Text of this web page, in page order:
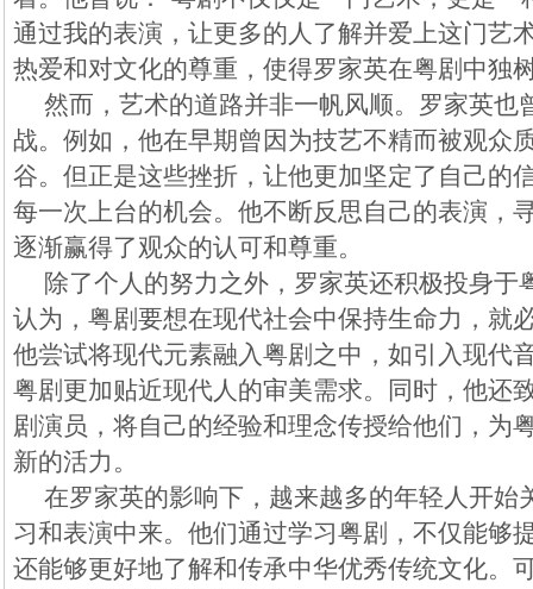
通过我的表演，让更多的人了解并爱上这门艺
热爱和对文化的尊重，使得罗家英在粤剧中独
然而，艺术的道路并非一帆风顺。罗家英也
战。例如，他在早期曾因为技艺不精而被观众
谷。但正是这些挫折，让他更加坚定了自己的
每一次上台的机会。他不断反思自己的表演，
逐渐赢得了观众的认可和尊重。
除了个人的努力之外，罗家英还积极投身于
认为，粤剧要想在现代社会中保持生命力，就
他尝试将现代元素融入粤剧之中，如引入现代
粤剧更加贴近现代人的审美需求。同时，他还
剧演员，将自己的经验和理念传授给他们，为
新的活力。
在罗家英的影响下，越来越多的年轻人开始
习和表演中来。他们通过学习粤剧，不仅能够
还能够更好地了解和传承中华优秀传统文化。